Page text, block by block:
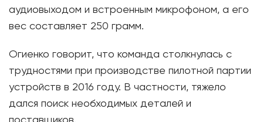
аудиовыходом и встроенным микрофоном, а его
вес составляет 250 грамм.
Огиенко говорит, что команда столкнулась с
трудностями при производстве пилотной партии
устройств в 2016 году. В частности, тяжело
дался поиск необходимых деталей и